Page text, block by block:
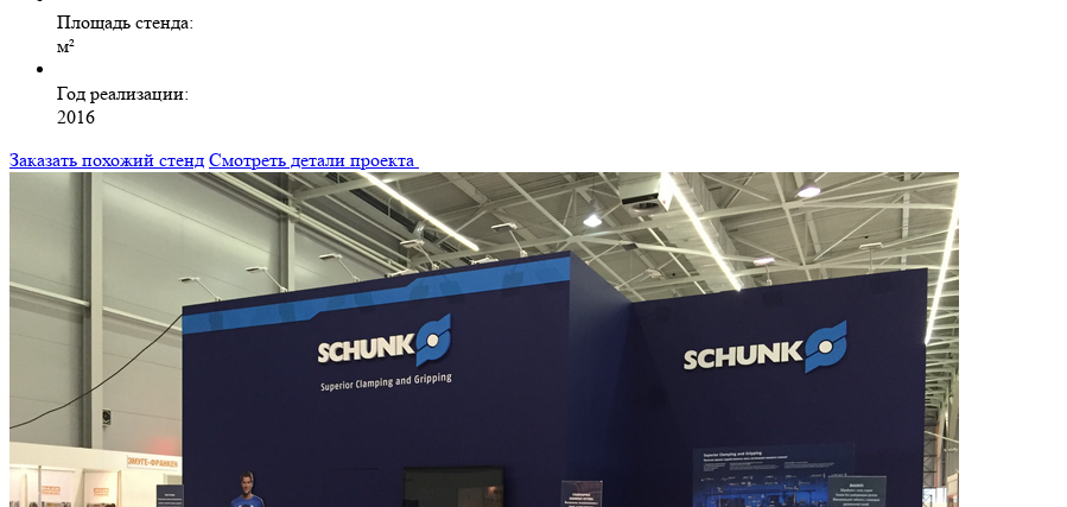
Площадь стенда:
м²
Год реализации:
2016
Заказать похожий стенд Смотреть детали проекта